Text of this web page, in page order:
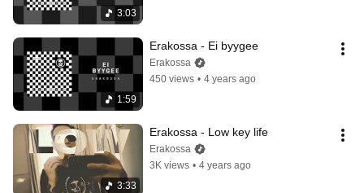
3:03
1:59
Erakossa - Ei byygee
Erakossa
450 views • 4 years ago
3:33
Erakossa - Low key life
Erakossa
3K views • 4 years ago